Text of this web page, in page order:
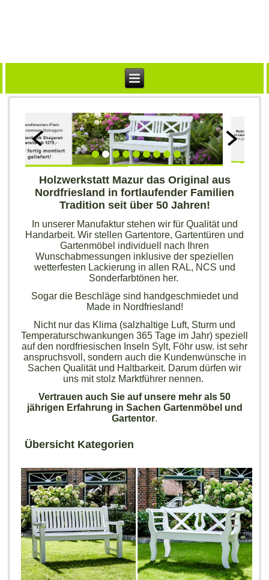
Holzwerkstatt Mazur das Original aus
Nordfriesland in fortlaufender Familien
Tradition seit über 50 Jahren!
In unserer Manufaktur stehen wir für Qualität und
Handarbeit. Wir stellen Gartentore, Gartentüren und
Gartenmöbel individuell nach Ihren
Wunschabmessungen inklusive der speziellen
wetterfesten Lackierung in allen RAL, NCS und
Sonderfarbtönen her.
Sogar die Beschläge sind handgeschmiedet und
Made in Nordfriesland!
Nicht nur das Klima (salzhaltige Luft, Sturm und
Temperaturschwankungen 365 Tage im Jahr) speziell
auf den nordfriesischen Inseln Sylt, Föhr usw. ist sehr
anspruchsvoll, sondern auch die Kundenwünsche in
Sachen Qualität und Haltbarkeit. Darum dürfen wir
uns mit stolz Marktführer nennen.
Vertrauen auch Sie auf unsere mehr als 50
jährigen Erfahrung in Sachen Gartenmöbel und
Gartentor.
Übersicht Kategorien